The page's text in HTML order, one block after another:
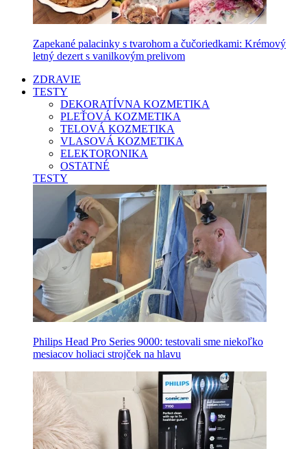
Zapekané palacinky s tvarohom a čučoriedkami: Krémový
letný dezert s vanilkovým prelivom
ZDRAVIE
TESTY
DEKORATÍVNA KOZMETIKA
PLEŤOVÁ KOZMETIKA
TELOVÁ KOZMETIKA
VLASOVÁ KOZMETIKA
ELEKTORONIKA
OSTATNÉ
TESTY
Philips Head Pro Series 9000: testovali sme niekoľko
mesiacov holiaci strojček na hlavu